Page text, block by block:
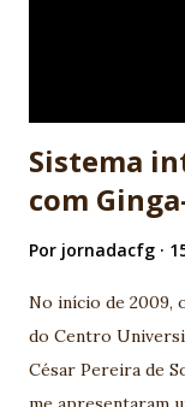
atividad...
Sistema
com
Por jornadacfg
No início de 2009,
do Centro
César Pereira de